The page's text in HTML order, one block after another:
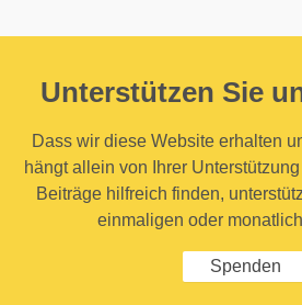
Unterstützen Sie
Dass wir diese Website erhalten
hängt allein von Ihrer
Beiträge hilfreich finden,
einmaligen oder
Spenden